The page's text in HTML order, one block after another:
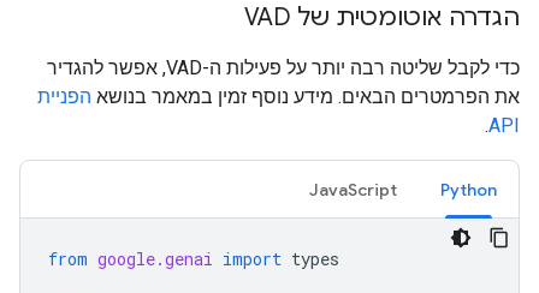
הגדרה אוטומטית של VAD
כדי לקבל שליטה רבה יותר על פעילות ה-VAD, אפשר להגדיר
את הפרמטרים הבאים. מידע נוסף זמין במאמר בנושא הפניית
API
.
Python
JavaScript
from google.genai import types